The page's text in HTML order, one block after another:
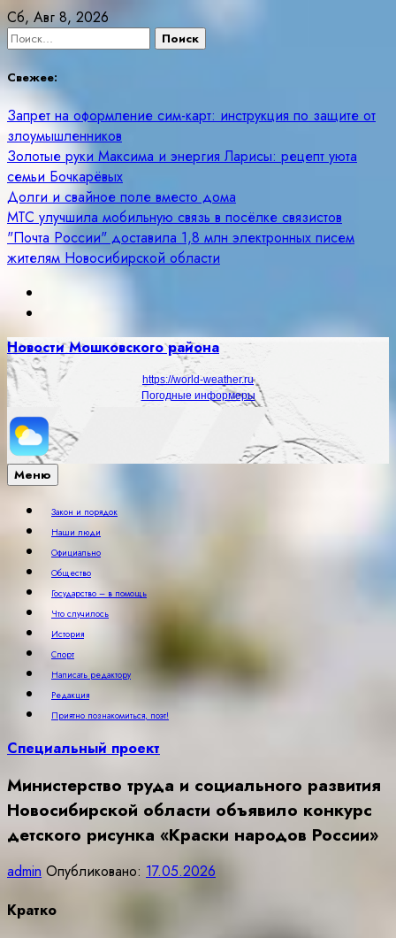
Skip
to
Сб, Авг 8, 2026
Найти:
Свежее:
Запрет на оформление сим-карт: инструкция по защите от
злоумышленников
Золотые руки Максима и энергия Ларисы: рецепт уюта
семьи Бочкарёвых
Долги и свайное поле вместо дома
МТС улучшила мобильную связь в посёлке связистов
"Почта России" доставила 1,8 млн электронных писем
жителям Новосибирской области
Новости Мошковского района
https://world-weather.ru
Погодные информеры
Меню
Закон и порядок
Наши люди
Официально
Общество
Государство – в помощь
Что случилось
История
Спорт
Написать редактору
Редакция
Приятно познакомиться, поэт!
Специальный проект
Министерство труда и социального развития
Новосибирской области объявило конкурс
детского рисунка «Краски народов России»
admin Опубликовано: 17.05.2026
Кратко